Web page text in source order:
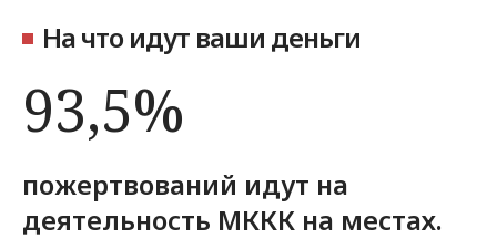
На что идут ваши деньги
93,5%
пожертвований идут на
деятельность МККК на местах.